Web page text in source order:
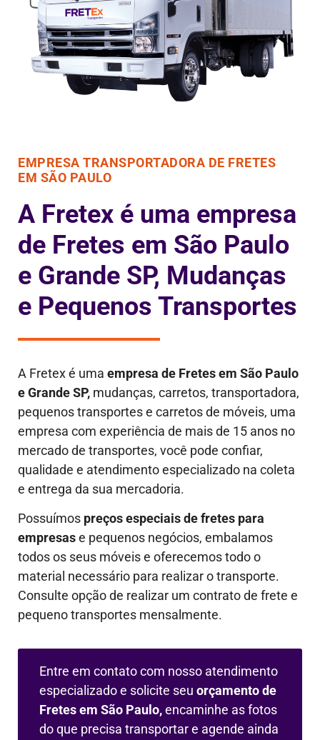
EMPRESA TRANSPORTADORA DE FRETES
EM SÃO PAULO
A Fretex é uma empresa
de Fretes em São Paulo
e Grande SP, Mudanças
e Pequenos Transportes
A Fretex é uma empresa de Fretes em São Paulo
e Grande SP, mudanças, carretos, transportadora,
pequenos transportes e carretos de móveis, uma
empresa com experiência de mais de 15 anos no
mercado de transportes, você pode confiar,
qualidade e atendimento especializado na coleta
e entrega da sua mercadoria.
Possuímos preços especiais de fretes para
empresase pequenos negócios, embalamos
todos os seus móveis e oferecemos todo o
material necessário para realizar o transporte.
Consulte opção de realizar um contrato de frete e
pequeno transportes mensalmente.
Entre em contato com nosso atendimento
especializado e solicite seu orçamento de
Fretes em São Paulo,encaminhe as fotos
do que precisa transportar e agende ainda